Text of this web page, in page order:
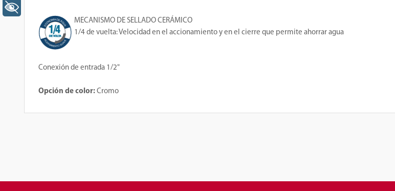
MECANISMO DE SELLADO CERÁMICO
1/4 de vuelta: Velocidad en el accionamiento y en el cierre que permite ahorrar agua
Conexión de entrada 1/2"
Opción de color: Cromo